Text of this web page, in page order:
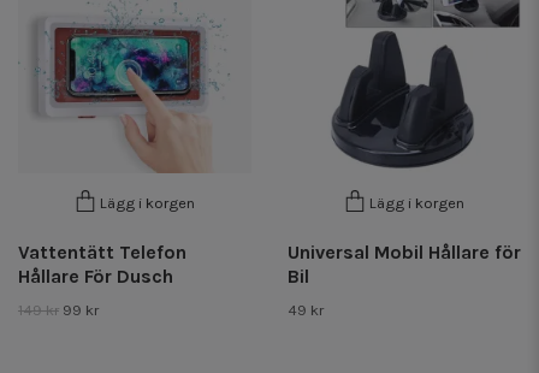
Lägg i korgen
Vattentätt Telefon
Hållare För Dusch
149 kr 99 kr
Lägg i korgen
Universal Mobil Hållare för
Bil
49 kr